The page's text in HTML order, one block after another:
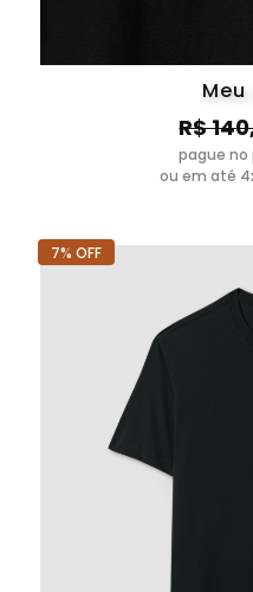
R$
pague no
ou em até
7% OFF